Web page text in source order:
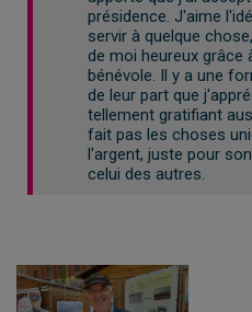
présidence. J'aime
servir à quelque
de moi heureux grâce
bénévole. Il y a une
de leur part que
tellement gratifiant
fait pas les choses
l'argent, juste pour
celui des autres.